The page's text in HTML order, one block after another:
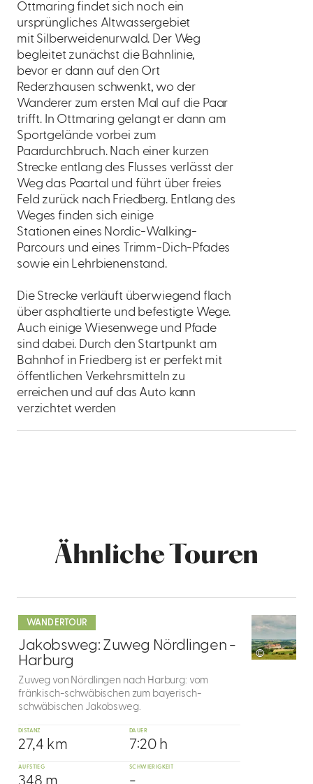
Ottmaring findet sich noch ein
ursprüngliches Altwassergebiet
mit Silberweidenurwald. Der Weg
begleitet zunächst die Bahnlinie,
bevor er dann auf den Ort
Rederzhausen schwenkt, wo der
Wanderer zum ersten Mal auf die Paar
trifft. In Ottmaring gelangt er dann am
Sportgelände vorbei zum
Paardurchbruch. Nach einer kurzen
Strecke entlang des Flusses verlässt der
Weg das Paartal und führt über freies
Feld zurück nach Friedberg. Entlang des
Weges finden sich einige
Stationen eines Nordic-Walking-
Parcours und eines Trimm-Dich-Pfades
sowie ein Lehrbienenstand.
Die Strecke verläuft überwiegend flach
über asphaltierte und befestigte Wege.
Auch einige Wiesenwege und Pfade
sind dabei. Durch den Startpunkt am
Bahnhof in Friedberg ist er perfekt mit
öffentlichen Verkehrsmitteln zu
erreichen und auf das Auto kann
verzichtet werden
Ähnliche Touren
WANDERTOUR
1
Jakobsweg: Zuweg Nördlingen -
Harburg
©
Zuweg von Nördlingen nach Harburg: vom
fränkisch-schwäbischen zum bayerisch-
schwäbischen Jakobsweg.
DISTANZ
27,4 km
DAUER
7:20 h
AUFSTIEG
348 m
SCHWIERIGKEIT
-
dazu